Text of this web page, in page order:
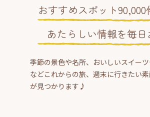
おすすめスポット
あたらしい情報を毎日
季節の景色や名所、おいしいスイー
などこれからの旅、週末に行きたい
が見つかります♪